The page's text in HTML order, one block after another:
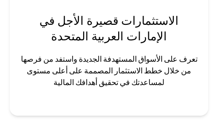
الاستثمارات قصيرة الأجل في
الإمارات العربية المتحدة
تعرف على الأسواق المستهدفة الجديدة واستفد من فرصها
من خلال خطط الاستثمار المصممة على أعلى مستوى
لمساعدتك في تحقيق أهدافك المالية